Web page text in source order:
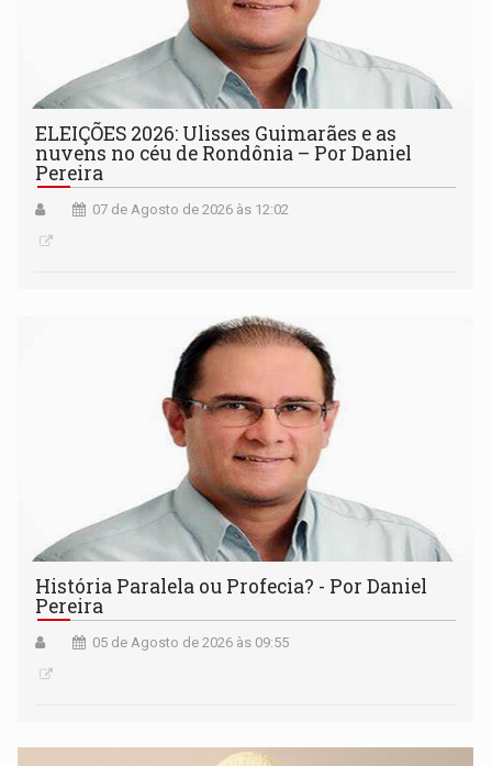
ELEIÇÕES 2026: Ulisses Guimarães e as
nuvens no céu de Rondônia – Por Daniel
Pereira
07 de Agosto de 2026 às 12:02
História Paralela ou Profecia? - Por Daniel
Pereira
05 de Agosto de 2026 às 09:55